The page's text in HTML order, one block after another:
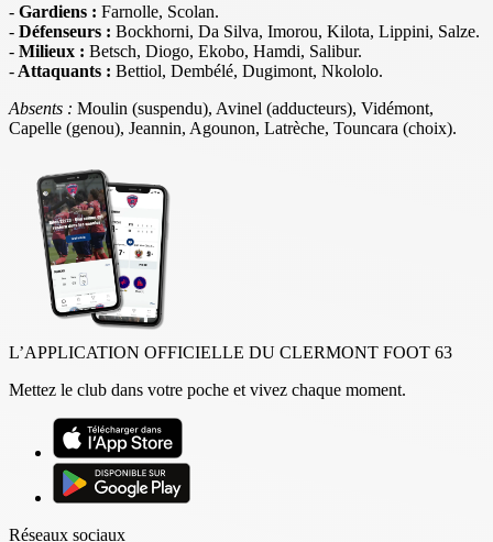
- Gardiens : Farnolle, Scolan.
- Défenseurs : Bockhorni, Da Silva, Imorou, Kilota, Lippini, Salze.
- Milieux : Betsch, Diogo, Ekobo, Hamdi, Salibur.
- Attaquants : Bettiol, Dembélé, Dugimont, Nkololo.
Absents : Moulin (suspendu), Avinel (adducteurs), Vidémont,
Capelle (genou), Jeannin, Agounon, Latrèche, Touncara (choix).
L’APPLICATION OFFICIELLE DU CLERMONT FOOT 63
Mettez le club dans votre poche et vivez chaque moment.
Réseaux sociaux